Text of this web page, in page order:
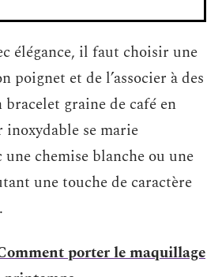
élégance, il faut choisir une
poignet et de l’associer à des
graine de café en
inoxydable se marie
chemise blanche ou une
une touche de caractère
porter le maquillage